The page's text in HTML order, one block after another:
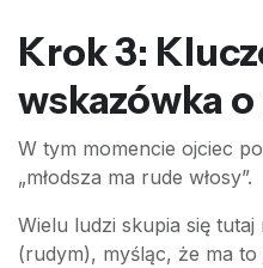
Krok 3:
wskazówka
W tym momencie ojciec
„młodsza ma rude włosy”.
Wielu ludzi skupia się
(rudym), myśląc, że ma to